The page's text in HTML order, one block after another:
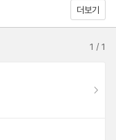
. 대신 속을 키워라
운 생각을 해라
더보기
1 /1